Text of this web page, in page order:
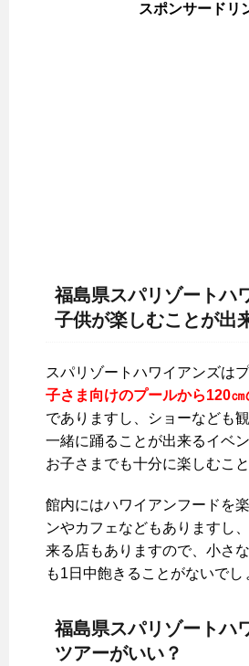
スポンサードリ
福島県スパリゾートハ
子供が楽しむことが出
スパリゾートハワイアンズは
子さま向けのプールから120
でありますし、ショーなども
一緒に踊ることが出来るイベ
お子さまでも十分に楽しむこ
館内にはハワイアンフードを
ンやカフェなどもありますし
来る店もありますので、小さ
も1日中飽きることがないでし
福島県スパリゾートハ
ツアーがいい？